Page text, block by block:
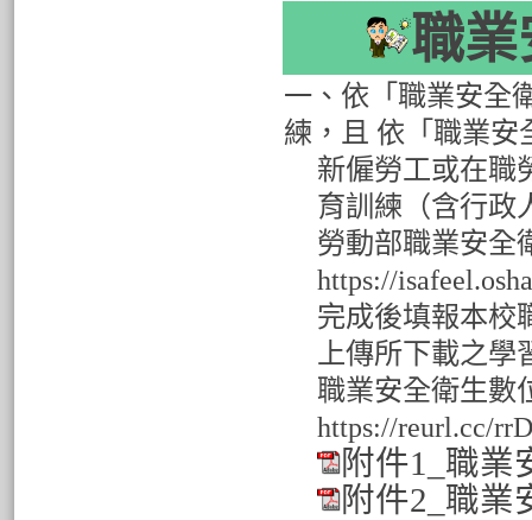
職
一、依「職業安全
練，且 依「職業安
新僱勞工或在職
育訓練（含行政
勞動部職業安全
https://
完成後填報本校
上傳所下載之學
職業安全衛生數
https://reurl.cc/
附件1_職業
附件2_職業